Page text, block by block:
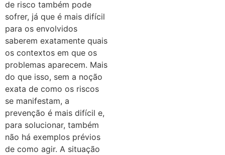
de risco também pode
sofrer, já que é mais difícil
para os envolvidos
saberem exatamente quais
os contextos em que os
problemas aparecem. Mais
do que isso, sem a noção
exata de como os riscos
se manifestam, a
prevenção é mais difícil e,
para solucionar, também
não há exemplos prévios
de como agir. A situação